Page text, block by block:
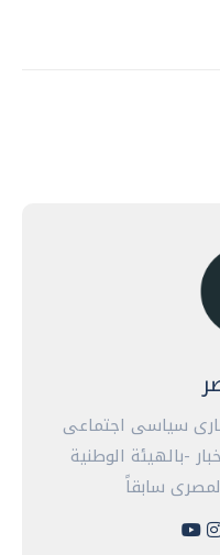
سياسى اجتماعى
-بالهيئة الوطنية
سابقاً